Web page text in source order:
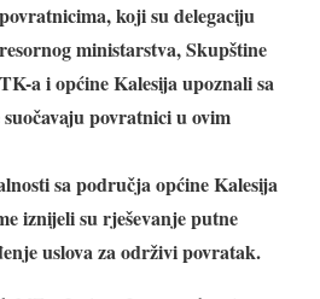
povratnicima, koji su delegaciju
resornog ministarstva, Skupštine
TK-a i općine Kalesija upoznali sa
povratnici u ovim
sa područja općine Kalesija
iznijeli su rješevanje putne
uslova za održivi povratak.